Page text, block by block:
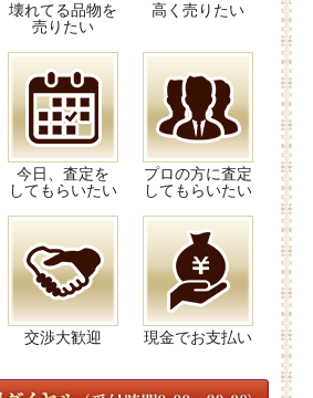
壊れてる品物を
売りたい
高く売りたい
今日、査定を
してもらいたい
プロの方に査定
してもらいたい
交渉大歓迎 現金でお支払い